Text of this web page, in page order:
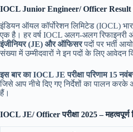
IOCL Junior Engineer/ Officer
इंडियन ऑयल कॉर्पोरेशन लिमिटेड (IOCL)
एक है। हर वर्ष IOCL अलग-अलग
इंजीनियर (JE) और ऑफिसरपदों पर भर्ती
संख्या में उम्मीदवारों ने इन पदों के लिए आवेदन
इस बार का IOCL JE परीक्षा परिणाम 15
जिसे आप नीचे दिए गए निर्देशों का पालन
हैं।
IOCL JE/ Officer परीक्षा 2025 – महत्वपूर्ण